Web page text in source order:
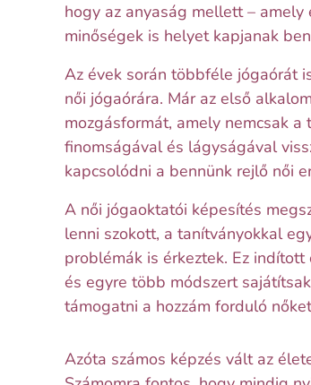
hogy az anyaság mellett –
minőségek is helyet kapjanak
Az évek során többféle jógaórát
női jógaórára. Már az első
mozgásformát, amely nemcsak
finomságával és lágyságával
kapcsolódni a bennünk rejlő női
A női jógaoktatói képesítés
lenni szokott, a tanítványokkal
problémák is érkeztek. Ez
és egyre több módszert
támogatni a hozzám forduló
Azóta számos képzés vált az